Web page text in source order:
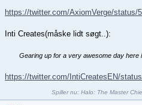
https://twitter.com/AxiomVerge/status/
Inti Creates(måske lidt søgt..):
Gearing up for a very awesome day here
https://twitter.com/IntiCreatesEN/
Spiller nu: Halo: The Master